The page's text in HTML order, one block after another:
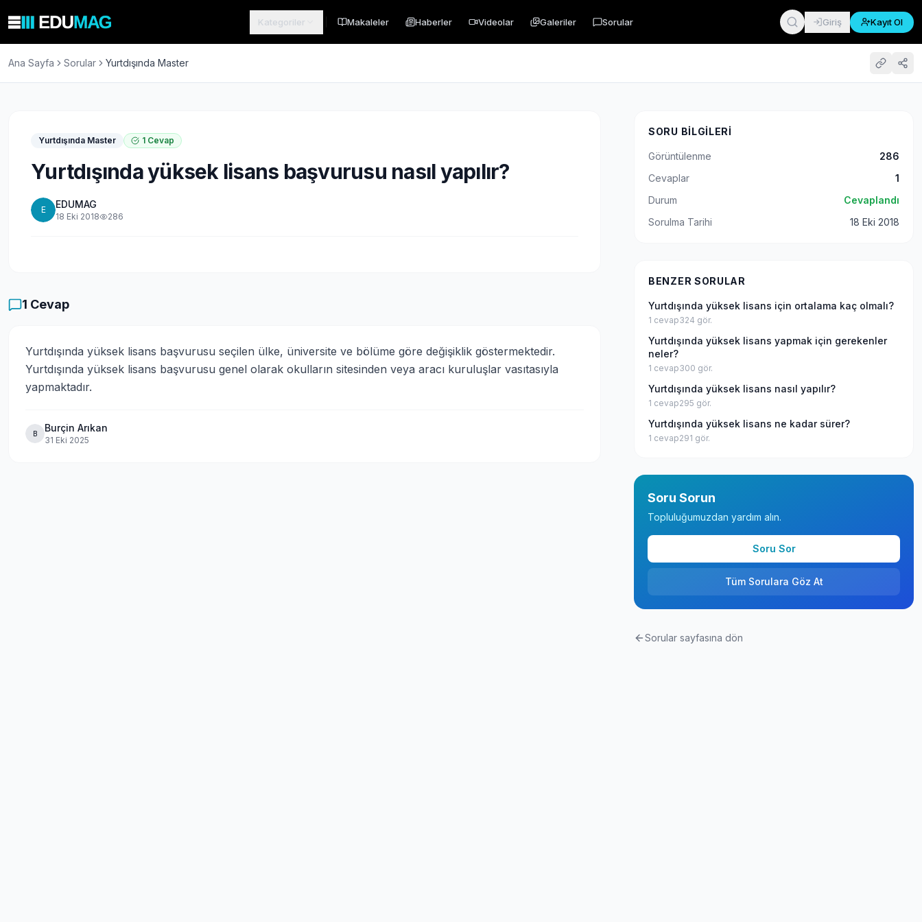
Kategoriler Makaleler Haberler Videolar Galeriler Sorular Giriş Kayıt Ol
Ana Sayfa Sorular Yurtdışında Master
Yurtdışında Master 1 Cevap
Yurtdışında yüksek lisans başvurusu nasıl yapılır?
E EDUMAG
18 Eki 2018 286
1 Cevap
Yurtdışında yüksek lisans başvurusu seçilen ülke, üniversite ve bölüme göre değişiklik göstermektedir.
Yurtdışında yüksek lisans başvurusu genel olarak okulların sitesinden veya aracı kuruluşlar vasıtasıyla
yapmaktadır.
B Burçin Arıkan
31 Eki 2025
SORU BILGILERI
Görüntülenme
286
Cevaplar
1
Durum
Cevaplandı
Sorulma Tarihi
18 Eki 2018
BENZER SORULAR
Yurtdışında yüksek lisans için ortalama kaç olmalı?
1 cevap324 gör.
Yurtdışında yüksek lisans yapmak için gerekenler
neler?
1 cevap300 gör.
Yurtdışında yüksek lisans nasıl yapılır?
1 cevap295 gör.
Yurtdışında yüksek lisans ne kadar sürer?
1 cevap291 gör.
Soru Sorun
Topluluğumuzdan yardım alın.
Soru Sor
Tüm Sorulara Göz At
Sorular sayfasına dön